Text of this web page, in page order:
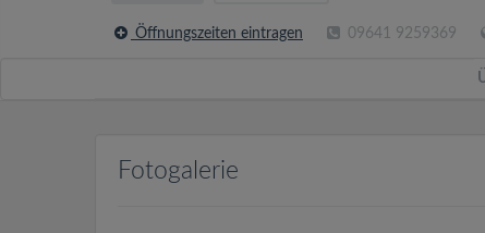
Öffnungszeiten eintragen 09641 9259369
Fotogalerie